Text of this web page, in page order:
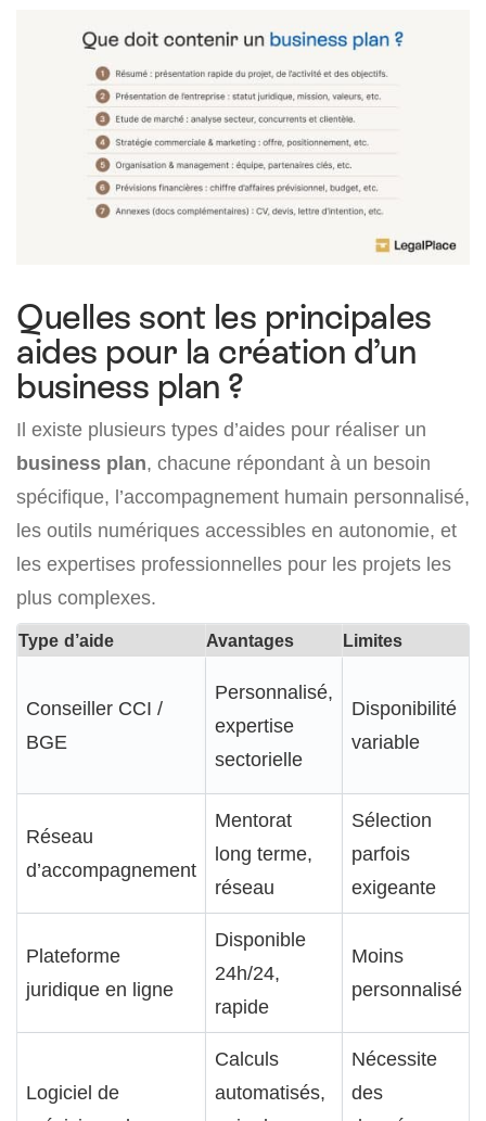
Quelles sont les principales
aides pour la création d’un
business plan ?
Il existe plusieurs types d’aides pour réaliser un
business plan, chacune répondant à un besoin
spécifique, l’accompagnement humain personnalisé,
les outils numériques accessibles en autonomie, et
les expertises professionnelles pour les projets les
plus complexes.
Type d’aide Avantages Limites
Conseiller CCI /
BGE
Personnalisé,
expertise
sectorielle
Disponibilité
variable
Réseau
d’accompagnement
Mentorat
long terme,
réseau
Sélection
parfois
exigeante
Plateforme
juridique en ligne
Disponible
24h/24,
rapide
Moins
personnalisé
Logiciel de
Calculs
automatisés,
Nécessite
des